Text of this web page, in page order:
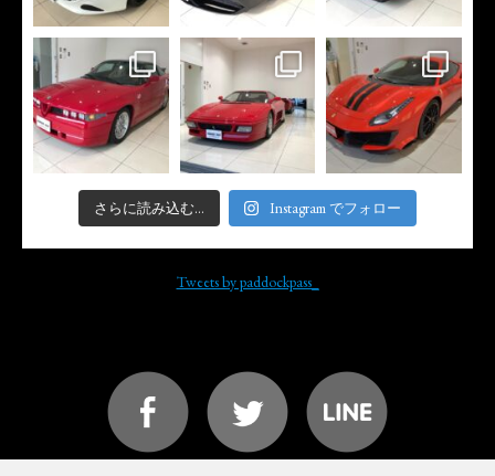
さらに読み込む... Instagram でフォロー
Tweets by paddockpass_